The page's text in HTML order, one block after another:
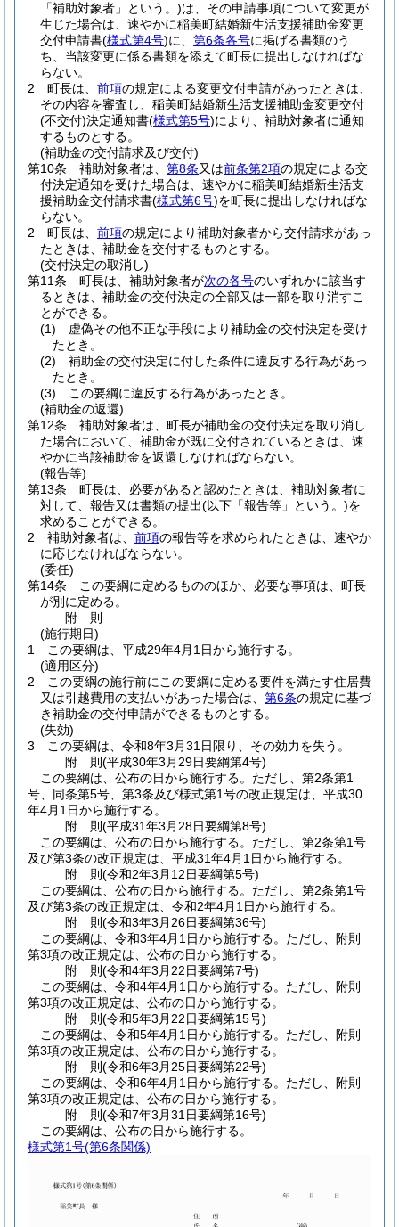
「補助対象者」という。)は、その申請事項について変更が
生じた場合は、速やかに稲美町結婚新生活支援補助金変更
交付申請書(様式第4号)に、 第6条各号に掲げる書類のう
ち、当該変更に係る書類を添えて町長に提出しなければな
らない。
2
町長は、 前項の規定による変更交付申請があったときは、
その内容を審査し、稲美町結婚新生活支援補助金変更交付
(不交付)決定通知書(様式第5号)により、補助対象者に通知
するものとする。
(補助金の交付請求及び交付)
第10条
補助対象者は、 第8条又は前条第2項の規定による交
付決定通知を受けた場合は、速やかに稲美町結婚新生活支
援補助金交付請求書(様式第6号)を町長に提出しなければな
らない。
2
町長は、 前項の規定により補助対象者から交付請求があっ
たときは、補助金を交付するものとする。
(交付決定の取消し)
第11条
町長は、補助対象者が次の各号のいずれかに該当す
るときは、補助金の交付決定の全部又は一部を取り消すこ
とができる。
(1)
虚偽その他不正な手段により補助金の交付決定を受け
たとき。
(2)
補助金の交付決定に付した条件に違反する行為があっ
たとき。
(3)
この要綱に違反する行為があったとき。
(補助金の返還)
第12条
補助対象者は、町長が補助金の交付決定を取り消し
た場合において、補助金が既に交付されているときは、速
やかに当該補助金を返還しなければならない。
(報告等)
第13条
町長は、必要があると認めたときは、補助対象者に
対して、報告又は書類の提出(以下「報告等」という。)を
求めることができる。
2
補助対象者は、 前項の報告等を求められたときは、速やか
に応じなければならない。
(委任)
第14条
この要綱に定めるもののほか、必要な事項は、町長
が別に定める。
附 則
(施行期日)
1
この要綱は、平成29年4月1日から施行する。
(適用区分)
2
この要綱の施行前にこの要綱に定める要件を満たす住居費
又は引越費用の支払いがあった場合は、 第6条の規定に基づ
き補助金の交付申請ができるものとする。
(失効)
3
この要綱は、令和8年3月31日限り、その効力を失う。
附 則(平成30年3月29日要綱第4号)
この要綱は、公布の日から施行する。 ただし、第2条第1
号、同条第5号、第3条及び様式第1号の改正規定は、平成30
年4月1日から施行する。
附 則(平成31年3月28日要綱第8号)
この要綱は、公布の日から施行する。 ただし、第2条第1号
及び第3条の改正規定は、平成31年4月1日から施行する。
附 則(令和2年3月12日要綱第5号)
この要綱は、公布の日から施行する。 ただし、第2条第1号
及び第3条の改正規定は、令和2年4月1日から施行する。
附 則(令和3年3月26日要綱第36号)
この要綱は、令和3年4月1日から施行する。 ただし、附則
第3項の改正規定は、公布の日から施行する。
附 則(令和4年3月22日要綱第7号)
この要綱は、令和4年4月1日から施行する。 ただし、附則
第3項の改正規定は、公布の日から施行する。
附 則(令和5年3月22日要綱第15号)
この要綱は、令和5年4月1日から施行する。 ただし、附則
第3項の改正規定は、公布の日から施行する。
附 則(令和6年3月25日要綱第22号)
この要綱は、令和6年4月1日から施行する。 ただし、附則
第3項の改正規定は、公布の日から施行する。
附 則(令和7年3月31日要綱第16号)
この要綱は、公布の日から施行する。
様式第1号(第6条関係)